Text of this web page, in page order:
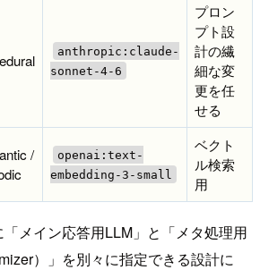
anthropic:claude-
sonnet-4-6
プロン
プト設
計の繊
細な変
更を任
せる
/
openai:text-
embedding-3-small
ベクト
ル検索
用
メイン応答用LLM」と「メタ処理用
）」を別々に指定できる設計に